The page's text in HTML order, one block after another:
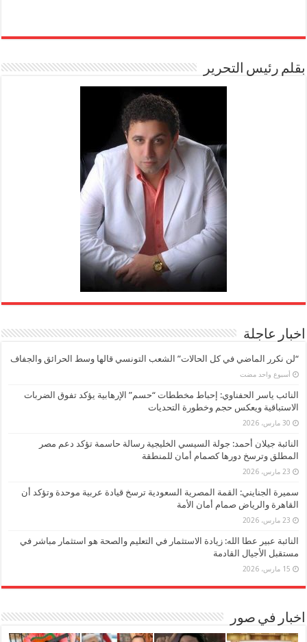
بقلم رئيس التحرير
اخبار عاجلة
“لن نكرر الماضي في كل الحالات” الشعب التونسي قالها وسط الحرائق والجفاف
‏أسبوع واحد مضت
النائب ياسر الحفناوي: إحباط مخططات “حسم” الإرهابية يؤكد تفوق الضربات
الاستباقية ويعكس حجم وخطورة التحديات
30 مارس، 2026
النائبة جيلان أحمد: جولة السيسي الخليجية رسالة حاسمة تؤكد دعم مصر
المطلق وترسخ دورها كصمام أمان للمنطقة
23 مارس، 2026
سميرة الجنايني: القمة المصرية السعودية ترسخ قيادة عربية موحدة وتؤكد أن
القاهرة والرياض صمام أمان الأمة
23 مارس، 2026
النائبة عبير عطا الله: زيادة الاستثمار في التعليم والصحة هو استثمار مباشر في
مستقبل الأجيال القادمة
15 مارس، 2026
اخبار في صور